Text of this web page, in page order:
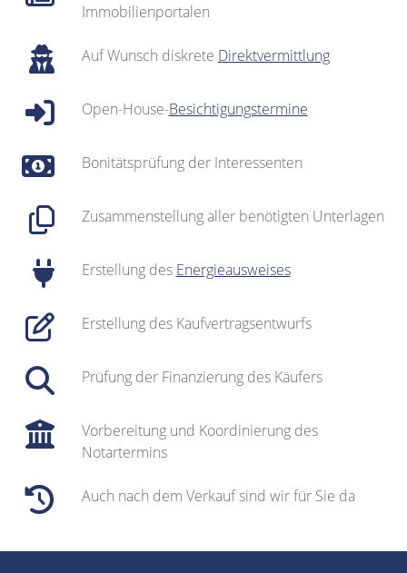
Immobilienportalen
Auf Wunsch diskrete Direktvermittlung
Open-House-Besichtigungstermine
Bonitätsprüfung der Interessenten
Zusammenstellung aller benötigten Unterlagen
Erstellung des Energieausweises
Erstellung des Kaufvertragsentwurfs
Prüfung der Finanzierung des Käufers
Vorbereitung und Koordinierung des
Notartermins
Auch nach dem Verkauf sind wir für Sie da